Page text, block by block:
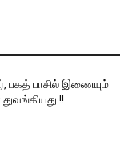
பகத் பாசில் இணையும்
துவங்கியது !!